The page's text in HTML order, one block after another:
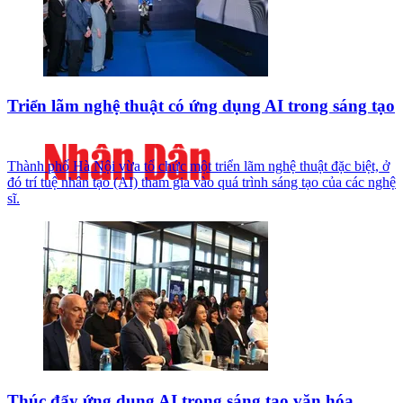
Triển lãm nghệ thuật có ứng dụng AI trong sáng tạo
Thành phố Hà Nội vừa tổ chức một triển lãm nghệ thuật đặc biệt, ở
đó trí tuệ nhân tạo (AI) tham gia vào quá trình sáng tạo của các nghệ
sĩ.